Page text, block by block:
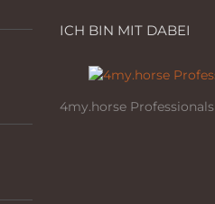
ICH BIN MIT DABEI
4my.horse Professionals